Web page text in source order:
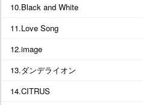
10.Black and White
11.Love Song
12.image
13.ダンデライオン
14.CITRUS